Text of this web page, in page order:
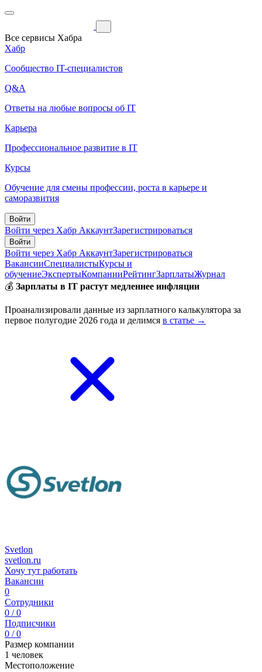
Все сервисы Хабра
Хабр
Сообщество IT-специалистов
Q&A
Ответы на любые вопросы об IT
Карьера
Профессиональное развитие в IT
Курсы
Обучение для смены профессии, роста в карьере и
саморазвития
Войти
Войти через Хабр АккаунтЗарегистрироваться
Войти
Войти через Хабр АккаунтЗарегистрироваться
ВакансииСпециалистыКурсы и
обучениеЭкспертыКомпанииРейтингЗарплатыЖурнал
💰 Зарплаты в IT растут медленнее инфляции
Проанализировали данные из зарплатного калькулятора за
первое полугодие 2026 года и делимся в статье →
Svetlon
svetlon.ru
Хочу тут работать
Вакансии
0
Сотрудники
0 / 0
Подписчики
0 / 0
Размер компании
1 человек
Местоположение